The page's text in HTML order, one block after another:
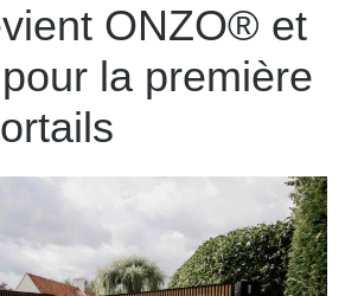
ONZO® et
la première